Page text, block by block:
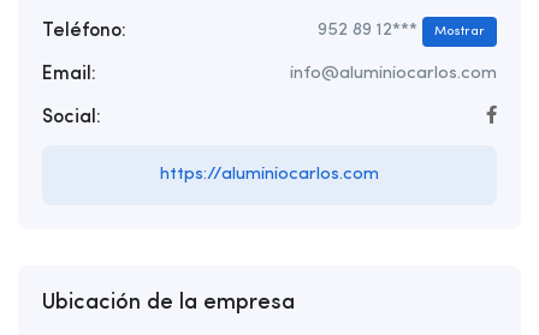
Teléfono: 952 89 12*** Mostrar
Email: info@aluminiocarlos.com
Social:
https://aluminiocarlos.com
Ubicación de la empresa